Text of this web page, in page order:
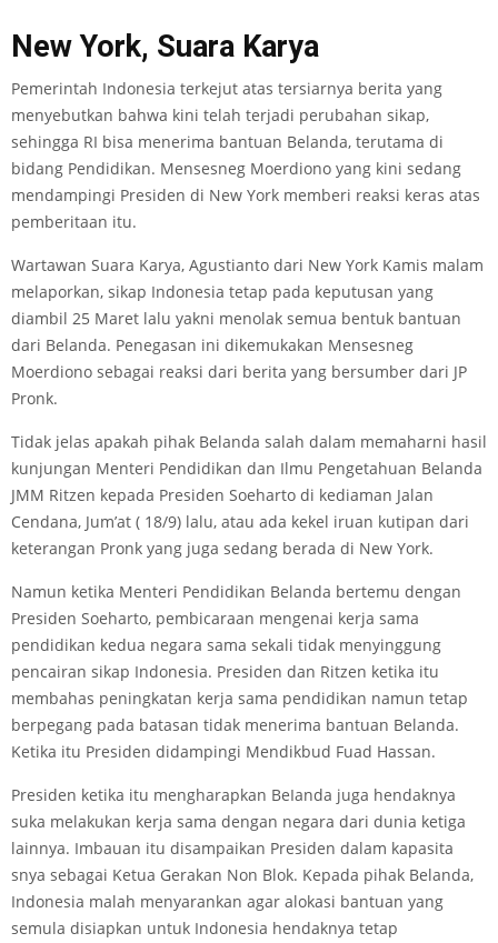
New York, Suara Karya
Pemerintah Indonesia terkejut atas tersiarnya berita yang
menyebutkan bahwa kini telah terjadi perubahan sikap,
sehingga RI bisa menerima bantuan Belanda, terutama di
bidang Pendidikan. Mensesneg Moerdiono yang kini sedang
mendampingi Presiden di New York memberi reaksi keras atas
pemberitaan itu.
Wartawan Suara Karya, Agustianto dari New York Kamis malam
melaporkan, sikap Indonesia tetap pada keputusan yang
diambil 25 Maret lalu yakni menolak semua bentuk bantuan
dari Belanda. Penegasan ini dikemukakan Mensesneg
Moerdiono sebagai reaksi dari berita yang bersumber dari JP
Pronk.
Tidak jelas apakah pihak Belanda salah dalam memaharni hasil
kunjungan Menteri Pendidikan dan Ilmu Pengetahuan Belanda
JMM Ritzen kepada Presiden Soeharto di kediaman Jalan
Cendana, Jum’at ( 18/9) lalu, atau ada kekel iruan kutipan dari
keterangan Pronk yang juga sedang berada di New York.
Namun ketika Menteri Pendidikan Belanda bertemu dengan
Presiden Soeharto, pembicaraan mengenai kerja sama
pendidikan kedua negara sama sekali tidak menyinggung
pencairan sikap Indonesia. Presiden dan Ritzen ketika itu
membahas peningkatan kerja sama pendidikan namun tetap
berpegang pada batasan tidak menerima bantuan Belanda.
Ketika itu Presiden didampingi Mendikbud Fuad Hassan.
Presiden ketika itu mengharapkan BeIanda juga hendaknya
suka melakukan kerja sama dengan negara dari dunia ketiga
lainnya. Imbauan itu disampaikan Presiden dalam kapasita
snya sebagai Ketua Gerakan Non Blok. Kepada pihak Belanda,
Indonesia malah menyarankan agar alokasi bantuan yang
semula disiapkan untuk Indonesia hendaknya tetap